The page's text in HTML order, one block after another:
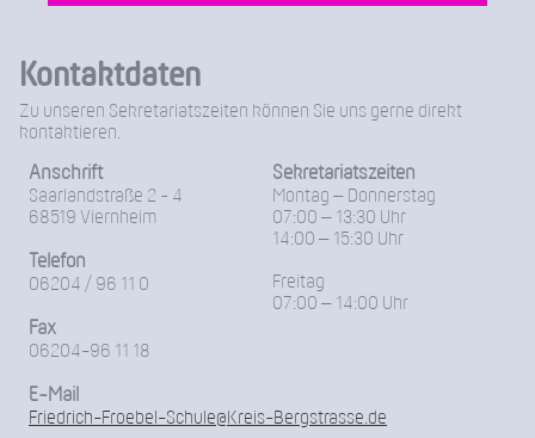
Kontaktdaten
Zu unseren Sekretariatszeiten können Sie uns gerne direkt
kontaktieren.
Anschrift
Saarlandstraße 2 - 4
68519 Viernheim
Telefon
06204 / 96 11 0
Fax
06204-96 11 18
Sekretariatszeiten
Montag – Donnerstag
07:00 – 13:30 Uhr
14:00 – 15:30 Uhr
Freitag
07:00 – 14:00 Uhr
E-Mail
Friedrich-Froebel-Schule@Kreis-Bergstrasse.de